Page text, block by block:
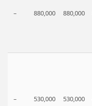
880,000
880,000
–
530,000
530,000
–